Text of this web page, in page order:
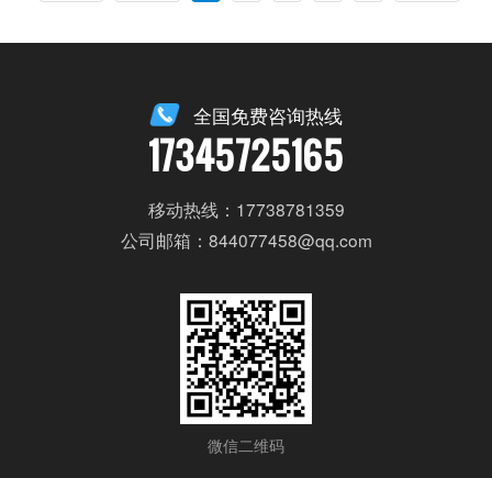
全国免费咨询热线
17345725165
移动热线：17738781359
公司邮箱：844077458@qq.com
微信二维码